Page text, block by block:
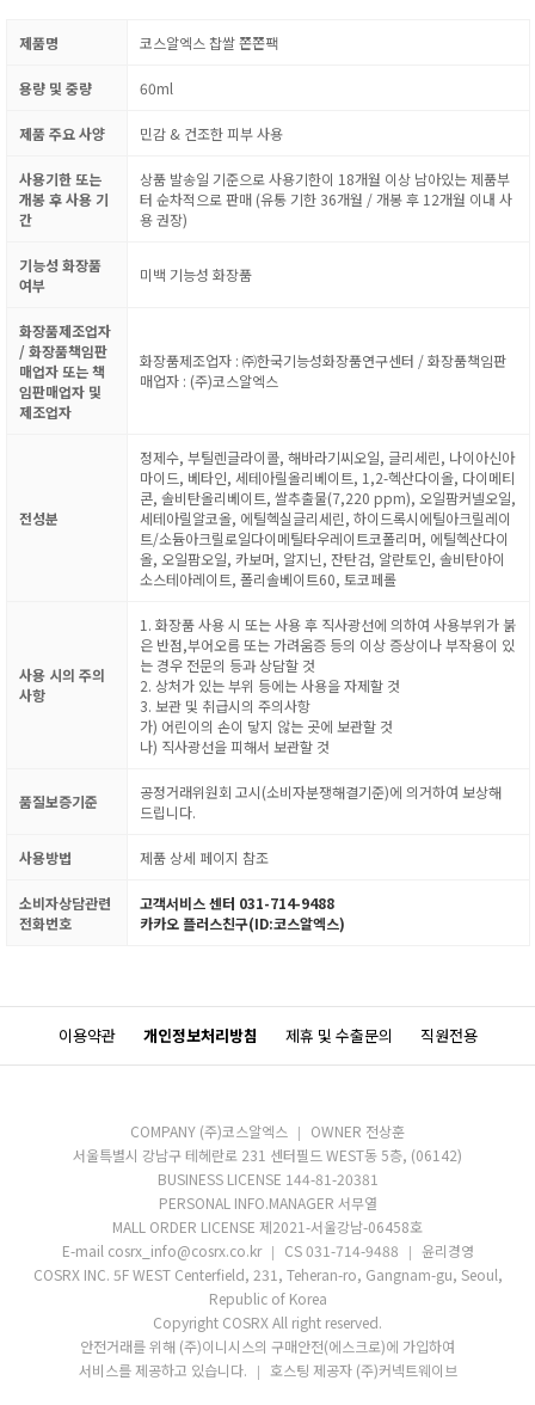
제품명 코스알엑스 찹쌀 쫀쫀팩
용량 및 중량 60ml
제품 주요 사양 민감 & 건조한 피부 사용
사용기한 또는
개봉 후 사용 기
간
상품 발송일 기준으로 사용기한이 18개월 이상 남아있는 제품부
터 순차적으로 판매 (유통 기한 36개월 / 개봉 후 12개월 이내 사
용 권장)
기능성 화장품
여부
미백 기능성 화장품
화장품제조업자
/ 화장품책임판
매업자 또는 책
임판매업자 및
제조업자
화장품제조업자 : ㈜한국기능성화장품연구센터 / 화장품책임판
매업자 : (주)코스알엑스
전성분
정제수, 부틸렌글라이콜, 해바라기씨오일, 글리세린, 나이아신아
마이드, 베타인, 세테아릴올리베이트, 1,2-헥산다이올, 다이메티
콘, 솔비탄올리베이트, 쌀추출물(7,220 ppm), 오일팜커넬오일,
세테아릴알코올, 에틸헥실글리세린, 하이드록시에틸아크릴레이
트/소듐아크릴로일다이메틸타우레이트코폴리머, 에틸헥산다이
올, 오일팜오일, 카보머, 알지닌, 잔탄검, 알란토인, 솔비탄아이
소스테아레이트, 폴리솔베이트60, 토코페롤
사용 시의 주의
사항
1. 화장품 사용 시 또는 사용 후 직사광선에 의하여 사용부위가 붉
은 반점,부어오름 또는 가려움증 등의 이상 증상이나 부작용이 있
는 경우 전문의 등과 상담할 것
2. 상처가 있는 부위 등에는 사용을 자제할 것
3. 보관 및 취급시의 주의사항
가) 어린이의 손이 닿지 않는 곳에 보관할 것
나) 직사광선을 피해서 보관할 것
품질보증기준
공정거래위원회 고시(소비자분쟁해결기준)에 의거하여 보상해
드립니다.
사용방법 제품 상세 페이지 참조
소비자상담관련
전화번호
고객서비스 센터 031-714-9488
카카오 플러스친구(ID:코스알엑스)
이용약관 개인정보처리방침 제휴 및 수출문의 직원전용
COMPANY (주)코스알엑스
OWNER 전상훈
서울특별시 강남구 테헤란로 231 센터필드 WEST동 5층, (06142)
BUSINESS LICENSE 144-81-20381
PERSONAL INFO.MANAGER 서무열
MALL ORDER LICENSE 제2021-서울강남-06458호
E-mail cosrx_info@cosrx.co.kr
CS 031-714-9488
윤리경영
COSRX INC. 5F WEST Centerfield, 231, Teheran-ro, Gangnam-gu, Seoul,
Republic of Korea
Copyright COSRX All right reserved.
안전거래를 위해 (주)이니시스의 구매안전(에스크로)에 가입하여
서비스를 제공하고 있습니다.
호스팅 제공자 (주)커넥트웨이브